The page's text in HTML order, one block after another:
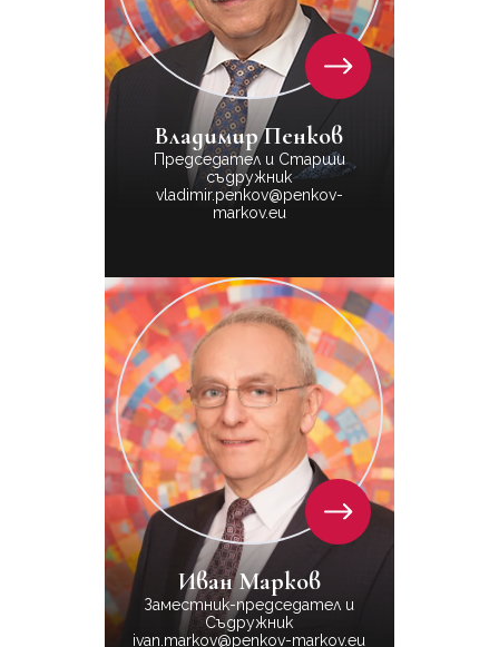
Владимир Пенков
Председател и Старши
съдружник
vladimir.penkov@penkov-
markov.eu
Иван Марков
Заместник-председател и
Съдружник
ivan.markov@penkov-markov.eu